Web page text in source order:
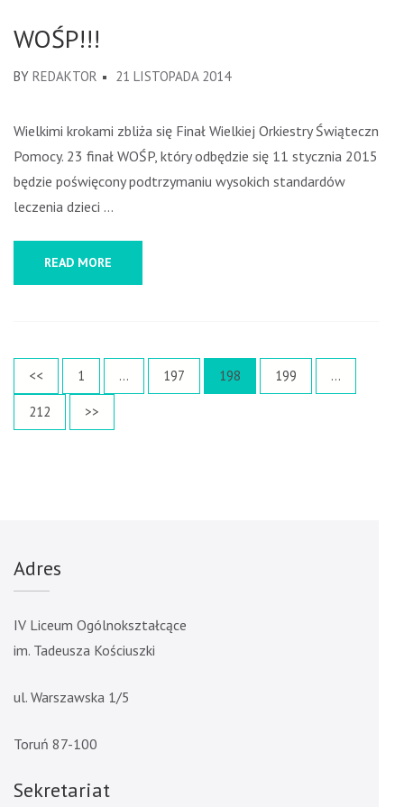
WOŚP!!!
BY REDAKTOR 21 LISTOPADA 2014
Wielkimi krokami zbliża się Finał Wielkiej Orkiestry Świątecznej
Pomocy. 23 finał WOŚP, który odbędzie się 11 stycznia 2015,
będzie poświęcony podtrzymaniu wysokich standardów
leczenia dzieci …
READ MORE
Stronicowanie
wpisów
<< Page
1 … Page
197 Page
198 Page
199 …
Page
212 >>
Adres
IV Liceum Ogólnokształcące
im. Tadeusza Kościuszki
ul. Warszawska 1/5
Toruń 87-100
Sekretariat